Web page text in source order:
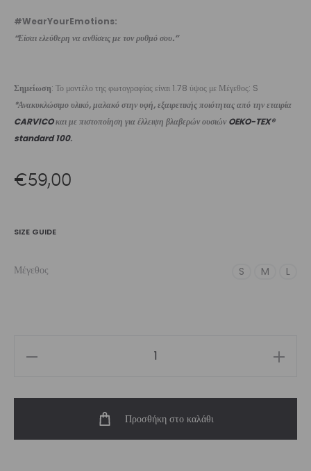
#WearYourEmotions:
“Είσαι ελεύθερη να ανθίσεις με τον ρυθμό σου.”
Σημείωση: Το μοντέλο της φωτογραφίας είναι 1.78 ύψος με Μέγεθος: S
*Ανακυκλώσιμο υλικό, μαλακό στην υφή, εξαιρετικής ποιότητας από την εταιρία
CARVICOκαι με πιστοποίηση για έλλειψη βλαβερών ουσιών OEKO-TEX®
standard 100.
€59,00
SIZE GUIDE
Μέγεθος S M L
Blue
Προσθήκη στο καλάθι